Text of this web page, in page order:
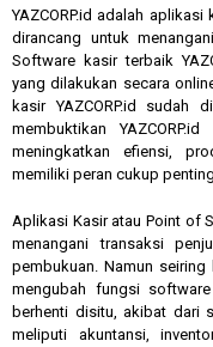
YAZCORP.id adalah
dirancang untuk
Software kasir terbaik
yang dilakukan secara
kasir YAZCORP.id sudah
membuktikan
meningkatkan efiensi,
memiliki peran cukup
Aplikasi Kasir atau Point of
menangani transaksi
pembukuan. Namun
mengubah fungsi
berhenti disitu, akibat dari
meliputi akuntansi,